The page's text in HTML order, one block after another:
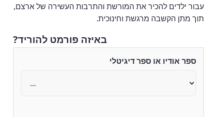
עבור ילדים להכיר את המורשת והתרבות העשירה של ארצם,
תוך מתן הקשבה מרגשת וחינוכית.
באיזה פורמט להוריד?
ספר אודיו או ספר דיגיטלי